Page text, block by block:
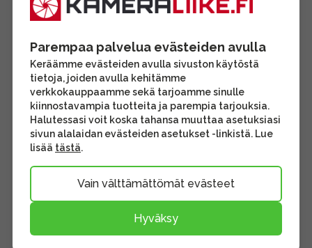
Parempaa palvelua evästeiden avulla
Keräämme evästeiden avulla sivuston käytöstä
tietoja, joiden avulla kehitämme
verkkokauppaamme sekä tarjoamme sinulle
kiinnostavampia tuotteita ja parempia tarjouksia.
Halutessasi voit koska tahansa muuttaa asetuksiasi
sivun alalaidan evästeiden asetukset -linkistä. Lue
lisää tästä.
Vain välttämättömät evästeet
Hyväksy